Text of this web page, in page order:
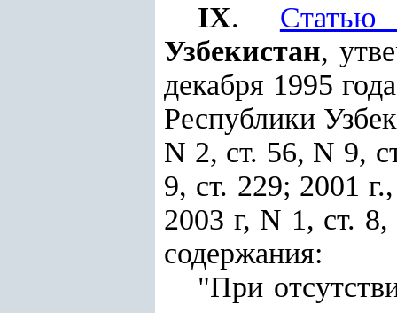
IX.
Узбекистан,
декабря 1995
Республики
N 2, ст. 56, N 9,
9, ст. 229; 2001
2003 г, N 1, ст.
содержания:
"При